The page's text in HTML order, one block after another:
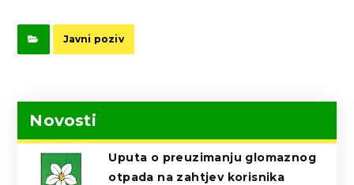
Javni poziv
Novosti
Uputa o preuzimanju glomaznog
otpada na zahtjev korisnika